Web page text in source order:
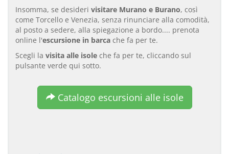
Insomma, se desideri visitare Murano e Burano, così
come Torcello e Venezia, senza rinunciare alla comodità,
al posto a sedere, alla spiegazione a bordo.... prenota
online l'escursione in barca che fa per te.
Scegli la visita alle isole che fa per te, cliccando sul
pulsante verde qui sotto.
Catalogo escursioni alle isole